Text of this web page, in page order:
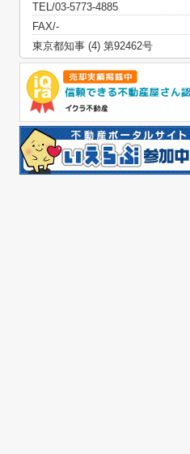
TEL/03-5773-4885
FAX/-
東京都知事 (4) 第92462号